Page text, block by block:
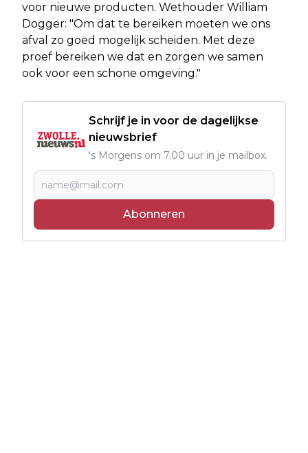
voor nieuwe producten. Wethouder William
Dogger: "Om dat te bereiken moeten we ons
afval zo goed mogelijk scheiden. Met deze
proef bereiken we dat en zorgen we samen
ook voor een schone omgeving."
Schrijf je in voor de dagelijkse
nieuwsbrief
's Morgens om 7.00 uur in je mailbox.
Abonneren